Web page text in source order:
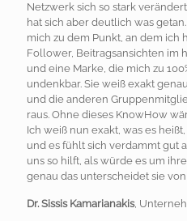
Netzwerk sich so stark
hat sich aber deutlich was
mich zu dem Punkt, an dem ich
Follower, Beitragsansichten im
und eine Marke, die mich zu
undenkbar. Sie weiß exakt
und die anderen
raus. Ohne dieses KnowHow
Ich weiß nun exakt, was es
und es fühlt sich verdammt gut
uns so hilft, als würde es um
genau das unterscheidet sie
Dr. Sissis Kamarianakis,